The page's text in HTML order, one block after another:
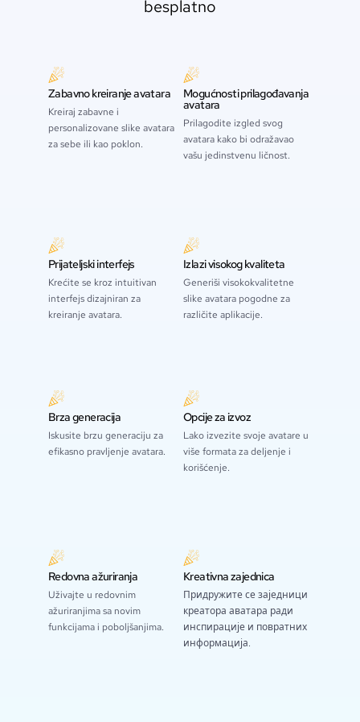
besplatno
Zabavno kreiranje avatara
Kreiraj zabavne i
personalizovane slike avatara
za sebe ili kao poklon.
Mogućnosti prilagođavanja
avatara
Prilagodite izgled svog
avatara kako bi odražavao
vašu jedinstvenu ličnost.
Prijateljski interfejs
Krećite se kroz intuitivan
interfejs dizajniran za
kreiranje avatara.
Izlazi visokog kvaliteta
Generiši visokokvalitetne
slike avatara pogodne za
različite aplikacije.
Brza generacija
Iskusite brzu generaciju za
efikasno pravljenje avatara.
Opcije za izvoz
Lako izvezite svoje avatare u
više formata za deljenje i
korišćenje.
Redovna ažuriranja
Uživajte u redovnim
ažuriranjima sa novim
funkcijama i poboljšanjima.
Kreativna zajednica
Придружите се заједници
креатора аватара ради
инспирације и повратних
информација.